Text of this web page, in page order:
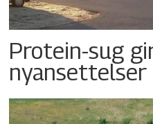
Protein-sug
nyansettelser